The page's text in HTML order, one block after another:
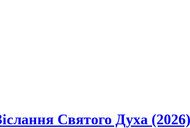
Святого Духа (2026)